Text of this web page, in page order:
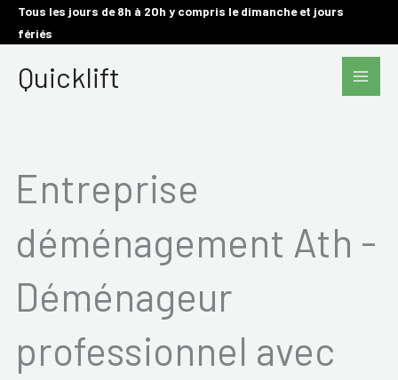
AllerTous les jours de 8h à 20h y compris le dimanche et jours
fériés
Quicklift
Main
Entreprise
déménagement Ath -
Déménageur
professionnel avec